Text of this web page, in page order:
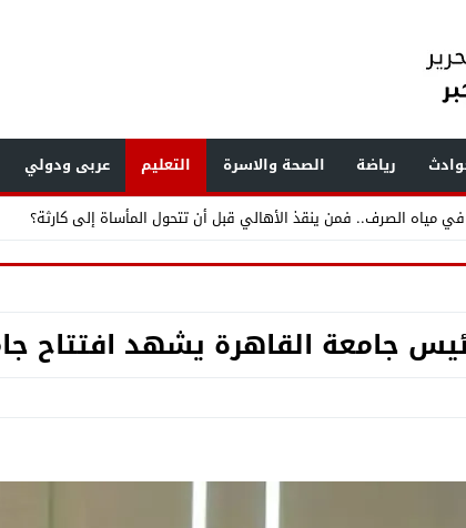
رياضة الصحة والاسرة التعليم عربى ودولي
القمامة ومخازن الخردة ويرصد مخالفات بناء وإشغالات بالهرم
الحلم إلى واقع .. مدينة طبية متكاملة تكتب فصلاً جديدًا في تاريخ الرعاية
جامعة القاهرة يشهد افتتاح